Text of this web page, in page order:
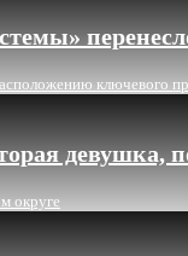
ключевого
округе